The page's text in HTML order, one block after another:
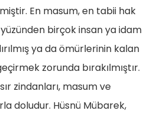
En masum, en tabii hak
birçok insan ya idam
ya da ömürlerinin kalan
zorunda bırakılmıştır.
zindanları, masum ve
doludur. Hüsnü Mübarek,